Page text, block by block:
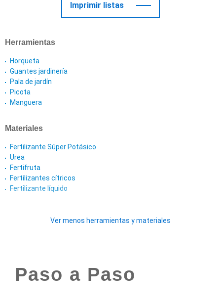
Imprimir listas
Herramientas
Horqueta
Guantes jardinería
Pala de jardín
Picota
Manguera
Materiales
Fertilizante Súper Potásico
Urea
Fertifruta
Fertilizantes cítricos
Fertilizante líquido
Ver menos herramientas y materiales
Paso a Paso